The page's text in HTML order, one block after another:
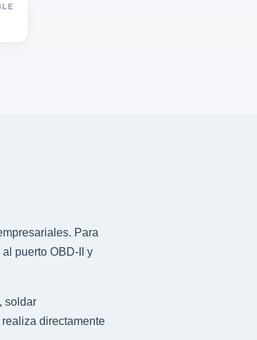
Para
puerto OBD-II y
soldar
realiza directamente